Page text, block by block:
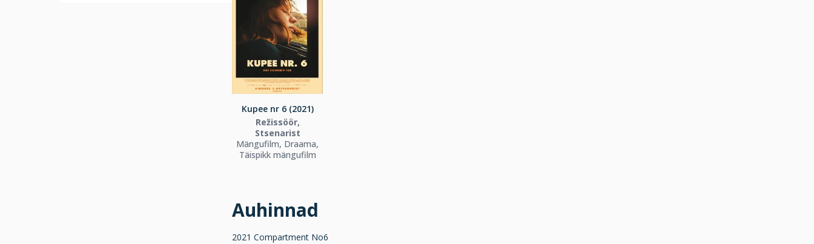
Kupee nr 6 (2021)
Režissöör,
Stsenarist
Mängufilm, Draama,
Täispikk mängufilm
Auhinnad
2021 Compartment No6